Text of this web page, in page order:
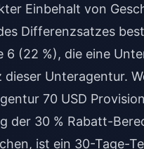
Einbehalt von
Differenzsatzes
6 (22 %), die eine
Unteragentur.
70 USD
der 30 % Rabatt-
ist ein 30-Tage-